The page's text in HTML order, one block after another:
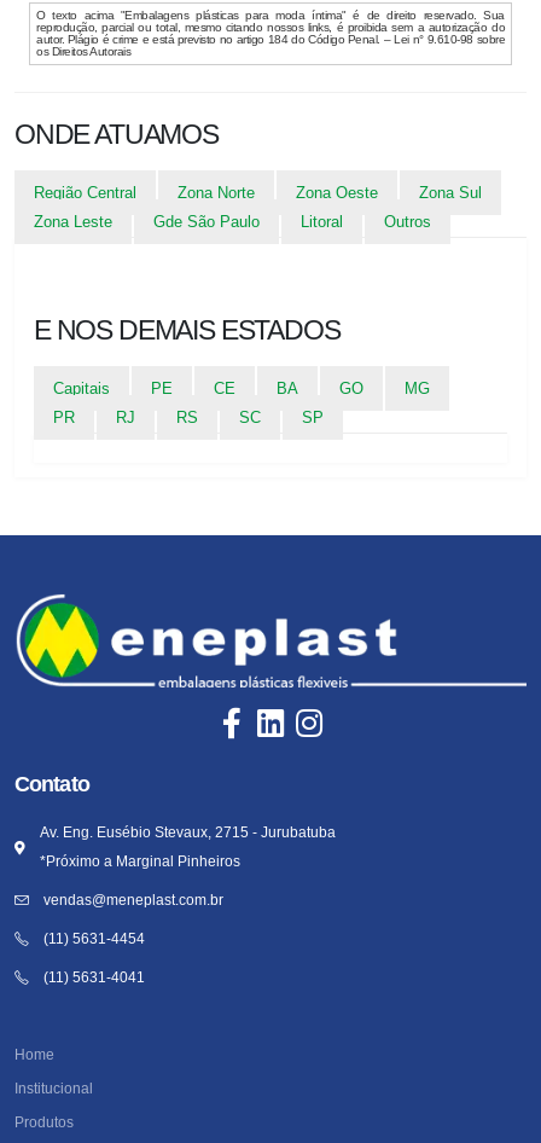
O texto acima "Embalagens plásticas para moda íntima" é de direito reservado. Sua
reprodução, parcial ou total, mesmo citando nossos links, é proibida sem a autorização do
autor. Plágio é crime e está previsto no artigo 184 do Código Penal. – Lei n° 9.610-98 sobre
os Direitos Autorais
ONDE ATUAMOS
Região Central Zona Norte Zona Oeste
Zona Sul
Zona Leste
Gde São Paulo Litoral Outros
E NOS DEMAIS ESTADOS
Capitais PE CE BA GO
MG
PR
RJ RS SC SP
Contato
Av. Eng. Eusébio Stevaux, 2715 - Jurubatuba
*Próximo a Marginal Pinheiros
vendas@meneplast.com.br
(11) 5631-4454
(11) 5631-4041
Home
Institucional
Produtos